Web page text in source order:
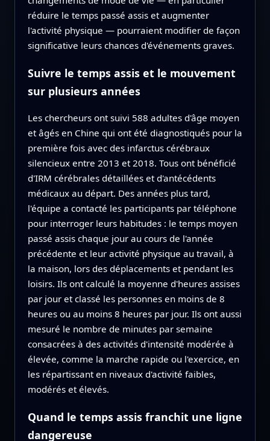
réduire le temps passé assis et augmenter
l'activité physique — pourraient modifier de façon
significative leurs chances d'événements graves.
Suivre le temps assis et le mouvement
sur plusieurs années
Les chercheurs ont suivi 588 adultes d'âge moyen
et âgés en Chine qui ont été diagnostiqués pour la
première fois avec des infarctus cérébraux
silencieux entre 2013 et 2018. Tous ont bénéficié
d'IRM cérébrales détaillées et d'antécédents
médicaux au départ. Des années plus tard,
l'équipe a contacté les participants par téléphone
pour interroger leurs habitudes : le temps moyen
passé assis chaque jour au cours de l'année
précédente et leur activité physique au travail, à
la maison, lors des déplacements et pendant les
loisirs. Ils ont calculé la moyenne d'heures assises
par jour et classé les personnes en moins de 8
heures ou au moins 8 heures par jour. Ils ont aussi
mesuré le nombre de minutes par semaine
consacrées à des activités d'intensité modérée à
élevée, comme la marche rapide ou l'exercice, en
les répartissant en niveaux d'activité faibles,
modérés et élevés.
Quand le temps assis franchit une ligne
dangereuse